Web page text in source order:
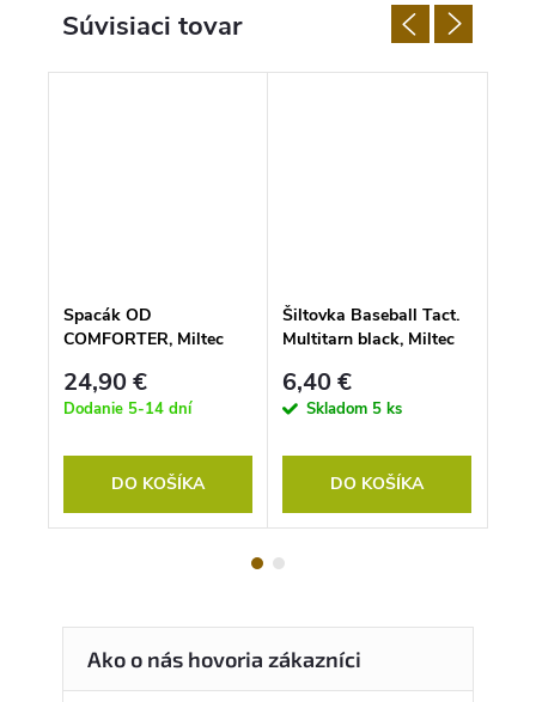
Súvisiaci tovar
Spacák OD
COMFORTER, Miltec
24,90 €
Dodanie 5-14 dní
DO KOŠÍKA
Šiltovka Baseball Tact.
Multitarn black, Miltec
6,40 €
Skladom 5 ks
DO KOŠÍKA